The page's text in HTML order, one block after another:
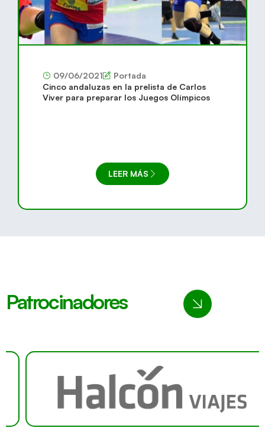
09/06/2021
Portada
Cinco andaluzas en la prelista de Carlos
Viver para preparar los Juegos Olímpicos
LEER MÁS
Patrocinadores